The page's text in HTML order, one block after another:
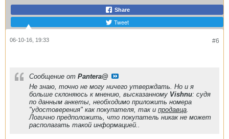
Share
Tweet
#6
06-10-16, 19:33
Сообщение от Pantera@
Не знаю, точно не могу ничего утверждать. Но и я
больше склоняюсь к мнению, высказанному Vishnu: судя
по данным анкеты, необходимо приложить номера
"удостоверения" как покупателя, так и продавца.
Логично предположить, что покупатель никак не может
располагать такой информацией..